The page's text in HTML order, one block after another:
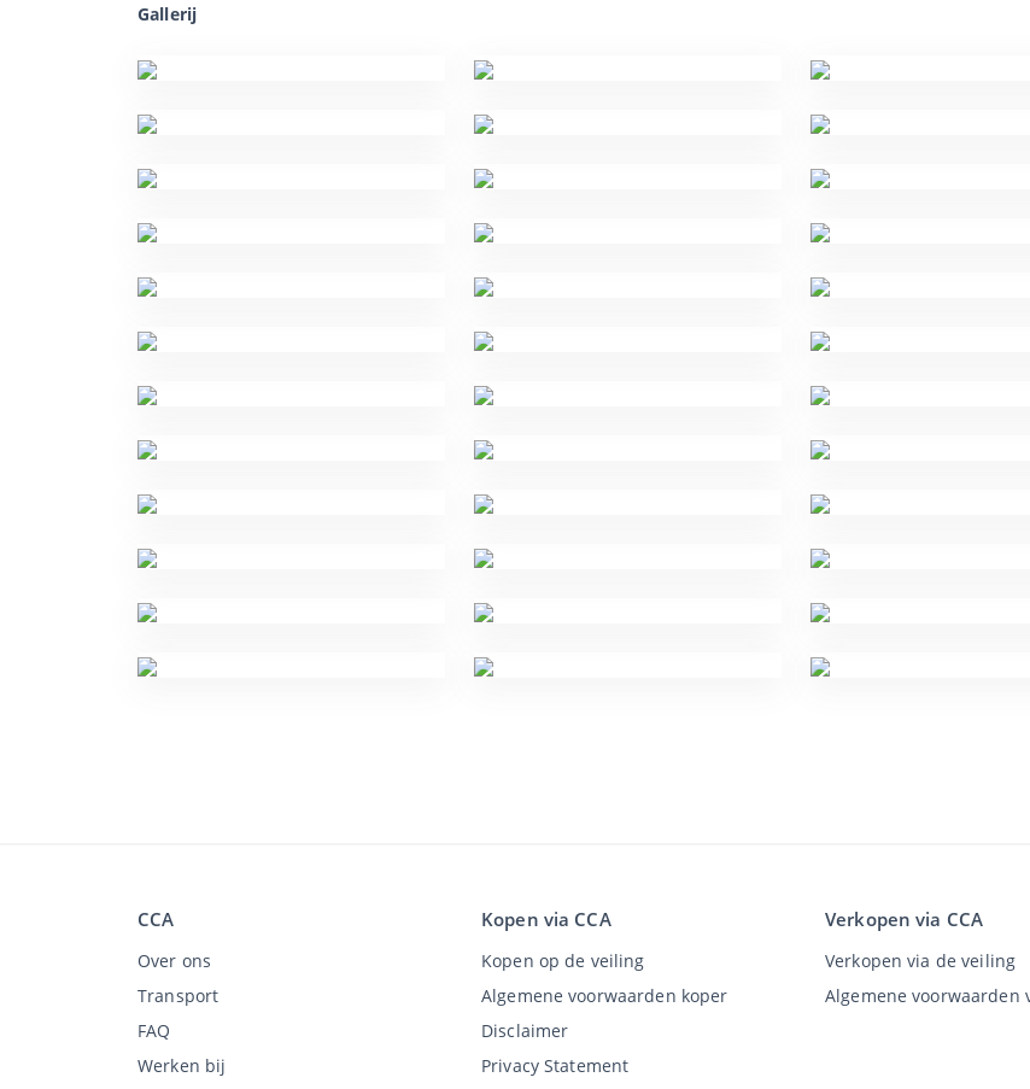
Gallerij
CCA
Over ons
Transport
FAQ
Werken bij
Kopen via CCA
Kopen op de veiling
Algemene voorwaarden koper
Disclaimer
Privacy Statement
Verkopen via CCA
Verkopen via de veiling
Algemene voorwaarden